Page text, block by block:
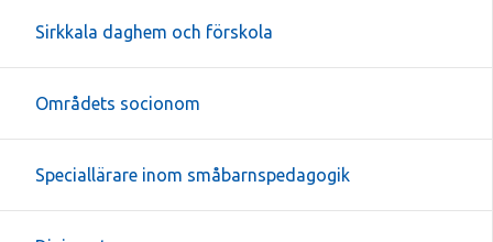
Sirkkala daghem och förskola
Områdets socionom
Speciallärare inom småbarnspedagogik